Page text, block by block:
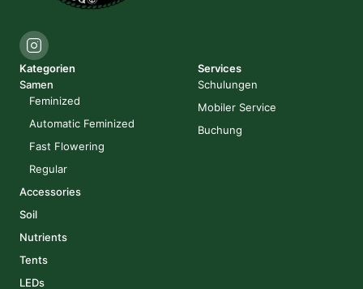
Kategorien
Samen
Feminized
Automatic Feminized
Fast Flowering
Regular
Accessories
Soil
Nutrients
Tents
LEDs
Services
Schulungen
Mobiler Service
Buchung